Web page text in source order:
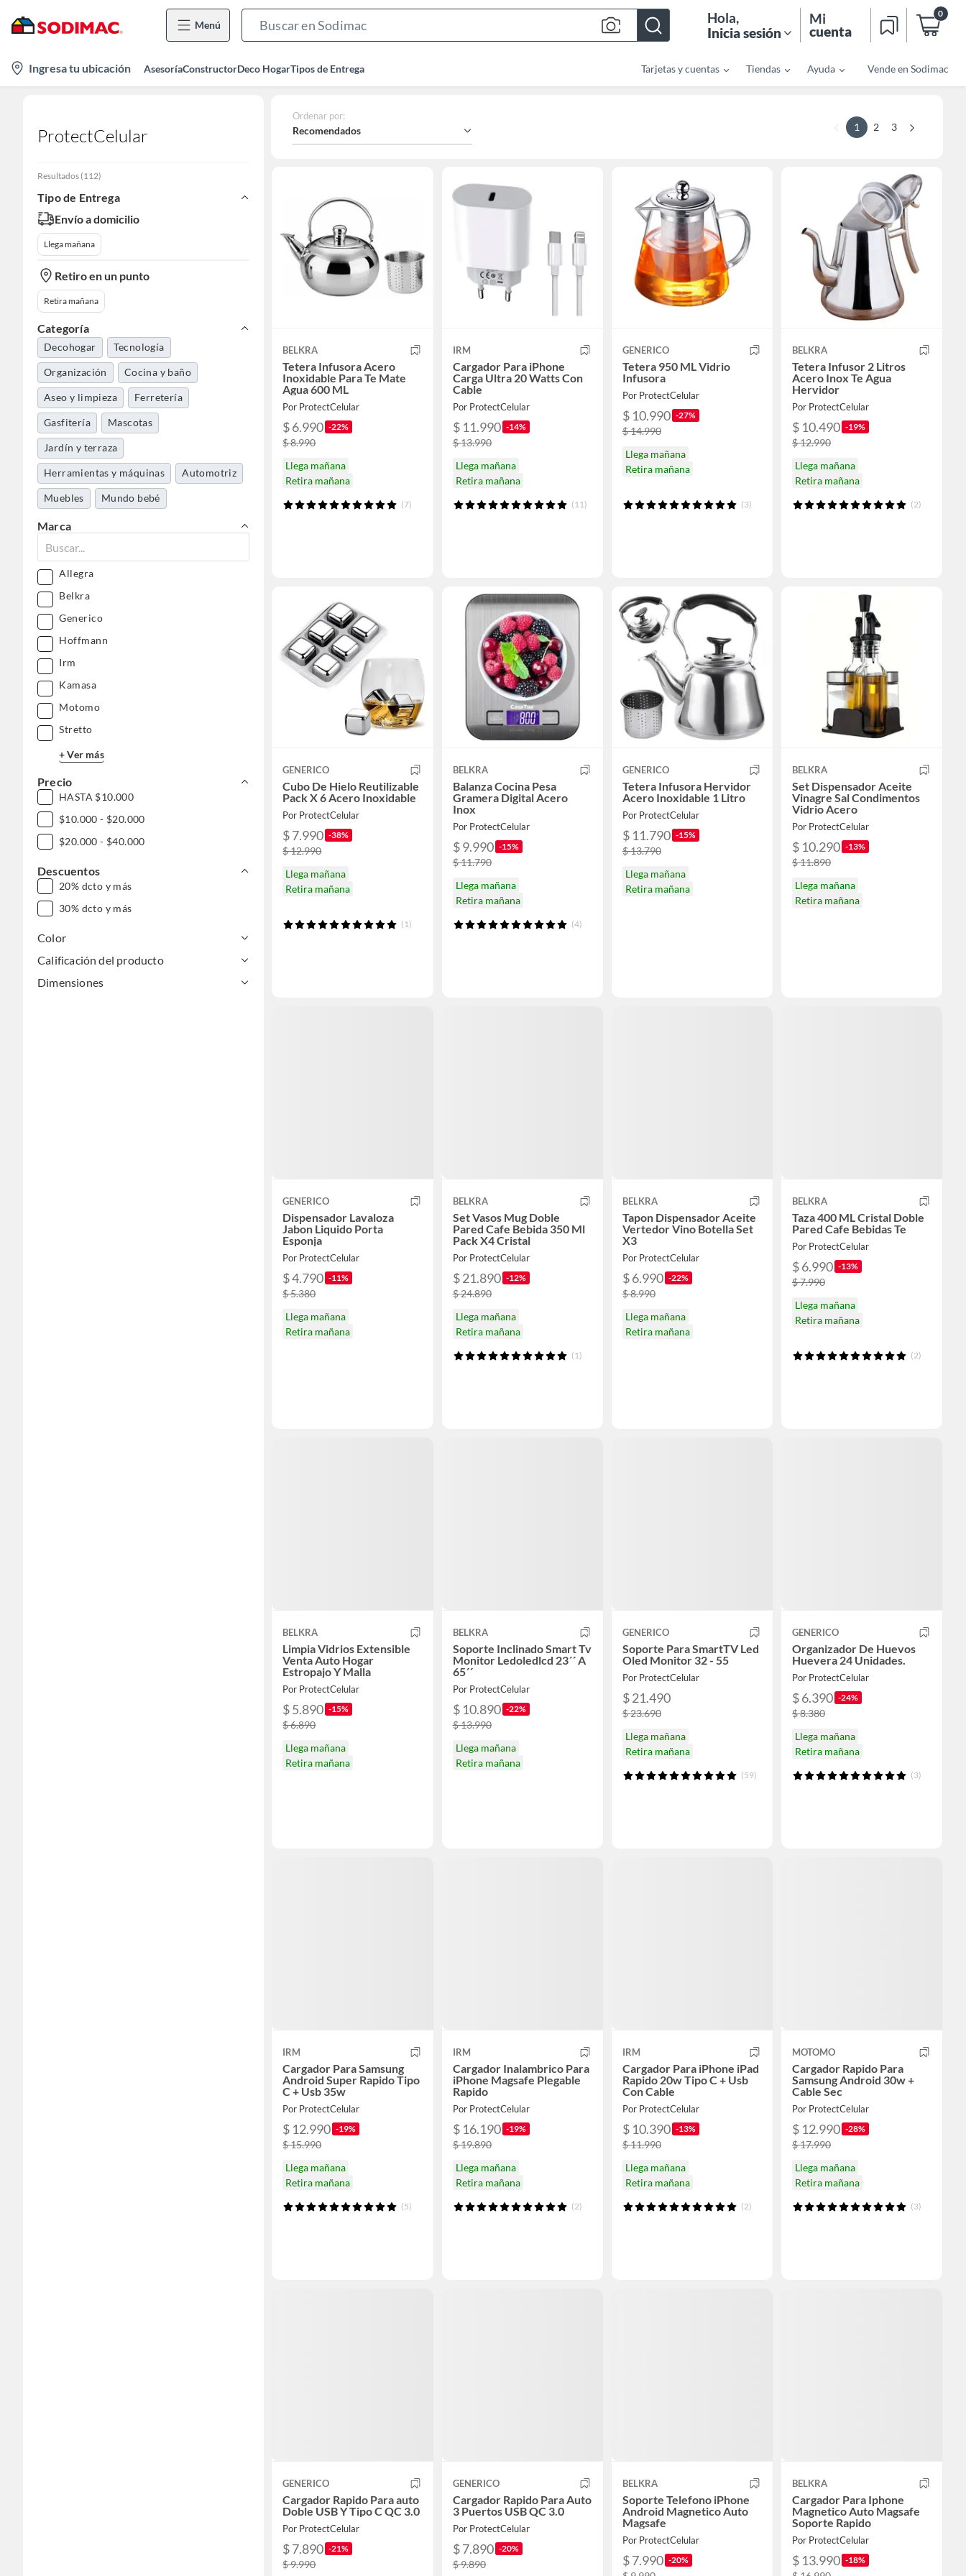
Menú
Bar
Hola,
Inicia sesión
Mi
cuenta
0
location-
icon
Ingresa tu ubicación AsesoríaConstructorDeco HogarTipos de Entrega Tarjetas y cuentas Tiendas Ayuda Vende en Sodimac
ProtectCelular
Resultados (112)
Tipo de Entrega
Envío a domicilio
Llega mañana
Retiro en un punto
Retira mañana
Categoría
Decohogar Tecnología
Organización Cocina y baño
Aseo y limpieza Ferretería
Gasfitería Mascotas
Jardín y terraza
Herramientas y máquinas Automotriz
Muebles Mundo bebé
Deportes y aire libre
Marca
Allegra
Belkra
Generico
Hoffmann
Irm
Kamasa
Motomo
Stretto
+ Ver más
Precio
HASTA $10.000
$10.000 - $20.000
$20.000 - $40.000
Descuentos
20% dcto y más
30% dcto y más
Color
Calificación del producto
Dimensiones
Ordenar por:
Recomendados 1 2 3
BELKRA
Tetera Infusora Acero
Inoxidable Para Te Mate
Agua 600 ML
Por ProtectCelular
$ 6.990 -22%
$ 8.990
Llega mañana
Retira mañana
(7)
IRM
Cargador Para iPhone
Carga Ultra 20 Watts Con
Cable
Por ProtectCelular
$ 11.990 -14%
$ 13.990
Llega mañana
Retira mañana
(11)
GENERICO
Tetera 950 ML Vidrio
Infusora
Por ProtectCelular
$ 10.990 -27%
$ 14.990
Llega mañana
Retira mañana
(3)
BELKRA
Tetera Infusor 2 Litros
Acero Inox Te Agua
Hervidor
Por ProtectCelular
$ 10.490 -19%
$ 12.990
Llega mañana
Retira mañana
(2)
GENERICO
Cubo De Hielo Reutilizable
Pack X 6 Acero Inoxidable
Por ProtectCelular
$ 7.990 -38%
$ 12.990
Llega mañana
Retira mañana
(1)
BELKRA
Balanza Cocina Pesa
Gramera Digital Acero
Inox
Por ProtectCelular
$ 9.990 -15%
$ 11.790
Llega mañana
Retira mañana
(4)
GENERICO
Tetera Infusora Hervidor
Acero Inoxidable 1 Litro
Por ProtectCelular
$ 11.790 -15%
$ 13.790
Llega mañana
Retira mañana
BELKRA
Set Dispensador Aceite
Vinagre Sal Condimentos
Vidrio Acero
Por ProtectCelular
$ 10.290 -13%
$ 11.890
Llega mañana
Retira mañana
GENERICO
Dispensador Lavaloza
Jabon Liquido Porta
Esponja
Por ProtectCelular
$ 4.790 -11%
$ 5.380
Llega mañana
Retira mañana
BELKRA
Set Vasos Mug Doble
Pared Cafe Bebida 350 Ml
Pack X4 Cristal
Por ProtectCelular
$ 21.890 -12%
$ 24.890
Llega mañana
Retira mañana
(1)
BELKRA
Tapon Dispensador Aceite
Vertedor Vino Botella Set
X3
Por ProtectCelular
$ 6.990 -22%
$ 8.990
Llega mañana
Retira mañana
BELKRA
Taza 400 ML Cristal Doble
Pared Cafe Bebidas Te
Por ProtectCelular
$ 6.990 -13%
$ 7.990
Llega mañana
Retira mañana
(2)
BELKRA
Limpia Vidrios Extensible
Venta Auto Hogar
Estropajo Y Malla
Por ProtectCelular
$ 5.890 -15%
$ 6.890
Llega mañana
Retira mañana
BELKRA
Soporte Inclinado Smart Tv
Monitor Ledoledlcd 23´´ A
65´´
Por ProtectCelular
$ 10.890 -22%
$ 13.990
Llega mañana
Retira mañana
GENERICO
Soporte Para SmartTV Led
Oled Monitor 32 - 55
Por ProtectCelular
$ 21.490
$ 23.690
Llega mañana
Retira mañana
(59)
GENERICO
Organizador De Huevos
Huevera 24 Unidades.
Por ProtectCelular
$ 6.390 -24%
$ 8.380
Llega mañana
Retira mañana
(3)
IRM
Cargador Para Samsung
Android Super Rapido Tipo
C + Usb 35w
Por ProtectCelular
$ 12.990 -19%
$ 15.990
Llega mañana
Retira mañana
(5)
IRM
Cargador Inalambrico Para
iPhone Magsafe Plegable
Rapido
Por ProtectCelular
$ 16.190 -19%
$ 19.890
Llega mañana
Retira mañana
(2)
IRM
Cargador Para iPhone iPad
Rapido 20w Tipo C + Usb
Con Cable
Por ProtectCelular
$ 10.390 -13%
$ 11.990
Llega mañana
Retira mañana
(2)
MOTOMO
Cargador Rapido Para
Samsung Android 30w +
Cable Sec
Por ProtectCelular
$ 12.990 -28%
$ 17.990
Llega mañana
Retira mañana
(3)
GENERICO
Cargador Rapido Para auto
Doble USB Y Tipo C QC 3.0
Por ProtectCelular
$ 7.890 -21%
$ 9.990
GENERICO
Cargador Rapido Para Auto
3 Puertos USB QC 3.0
Por ProtectCelular
$ 7.890 -20%
$ 9.890
BELKRA
Soporte Telefono iPhone
Android Magnetico Auto
Magsafe
Por ProtectCelular
$ 7.990 -20%
BELKRA
Cargador Para Iphone
Magnetico Auto Magsafe
Soporte Rapido
Por ProtectCelular
$ 13.990 -18%